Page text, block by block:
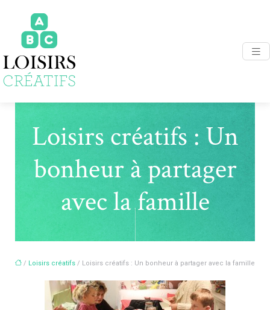
Loisirs créatifs : Un
bonheur à partager
avec la famille
/ Loisirs créatifs / Loisirs créatifs : Un bonheur à partager avec la famille